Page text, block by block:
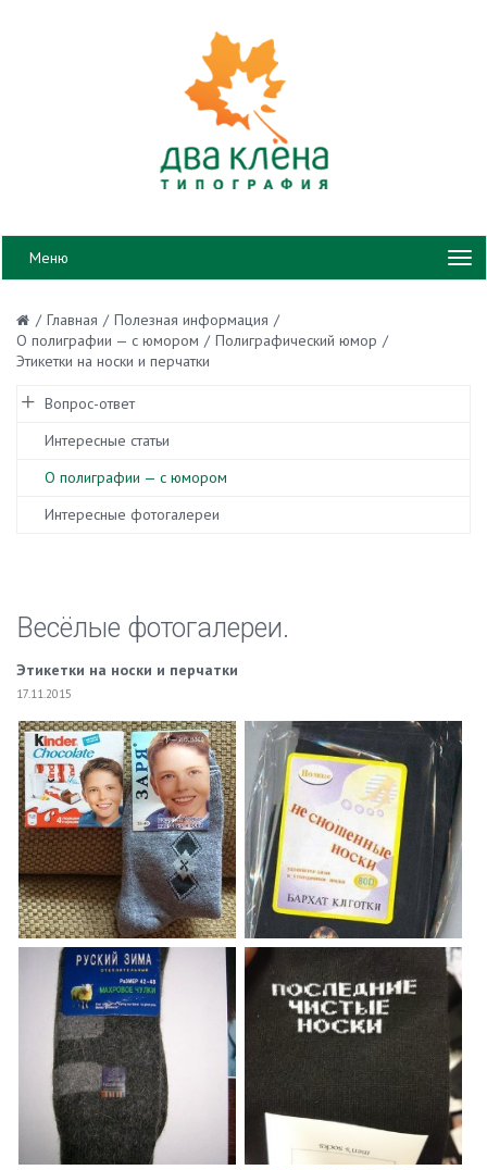
Меню
/ Главная / Полезная информация /
О полиграфии — с юмором / Полиграфический юмор /
Этикетки на носки и перчатки
Вопрос-ответ
Интересные статьи
О полиграфии — с юмором
Интересные фотогалереи
Весёлые фотогалереи.
Этикетки на носки и перчатки
17.11.2015